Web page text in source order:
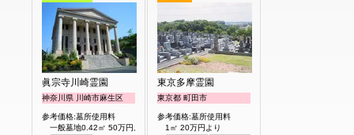
眞宗寺川崎霊園
神奈川県 川崎市麻生区
参考価格:墓所使用料
一般墓地0.42㎡ 50万円より
東京多摩霊園
東京都 町田市
参考価格:墓所使用料
1㎡ 20万円より